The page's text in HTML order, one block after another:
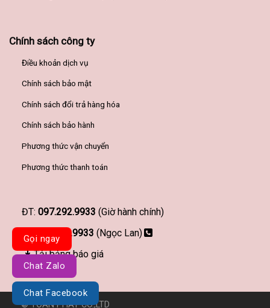
Chính sách công ty
Điều khoản dịch vụ
Chính sách bảo mật
Chính sách đổi trả hàng hóa
Chính sách bảo hành
Phương thức vận chuyển
Phương thức thanh toán
ĐT: 097.292.9933 (Giờ hành chính)
097.292.9933 (Ngọc Lan)
Tải bảng báo giá
© TOÀN PHÁT CO.,LTD
Gọi ngay
Chat Zalo
Chat Facebook